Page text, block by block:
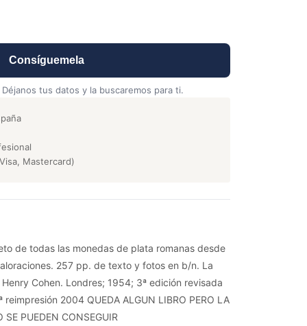
Consíguemela
tus datos y la buscaremos para ti.
Mastercard)
de todas las monedas de plata romanas desde
257 pp. de texto y fotos en b/n. La
Cohen. Londres; 1954; 3ª edición revisada
2004 QUEDA ALGUN LIBRO PERO LA
SE PUEDEN CONSEGUIR